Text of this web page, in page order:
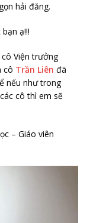
hải đăng.
ạ!!!
Viện trưởng
cô Trần Liên đã
nếu như trong
cô thì em sẽ
– Giáo viên